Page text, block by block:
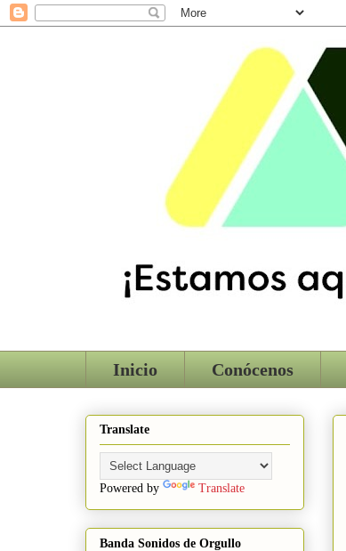
Inicio Conócenos
Translate
Powered by Translate
Banda Sonidos de Orgullo